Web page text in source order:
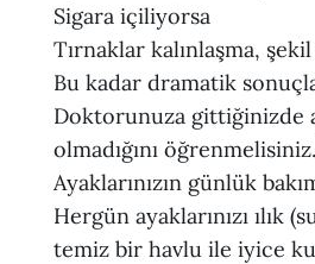
Sigara içiliyorsa
Tırnaklar kalınlaşma,
Bu kadar dramatik
Doktorunuza gittiğinizde
olmadığını
Ayaklarınızın günlük
Hergün ayaklarınızı ılık
temiz bir havlu ile iyice